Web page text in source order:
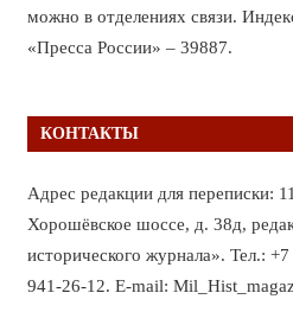
можно в отделениях связи.
«Пресса России» – 39887.
КОНТАКТЫ
Адрес редакции для переписки:
Хорошёвское шоссе, д. 38д,
исторического журнала». Тел.:
941-26-12. E-mail: